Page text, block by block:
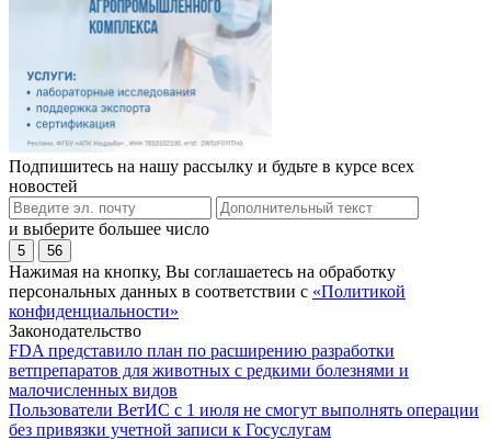
Подпишитесь на нашу рассылку и будьте в курсе всех
новостей
и выберите большее число
5 56
Нажимая на кнопку, Вы соглашаетесь на обработку
персональных данных в соответствии с «Политикой
конфиденциальности»
Законодательство
FDA представило план по расширению разработки
ветпрепаратов для животных с редкими болезнями и
малочисленных видов
Пользователи ВетИС с 1 июля не смогут выполнять операции
без привязки учетной записи к Госуслугам